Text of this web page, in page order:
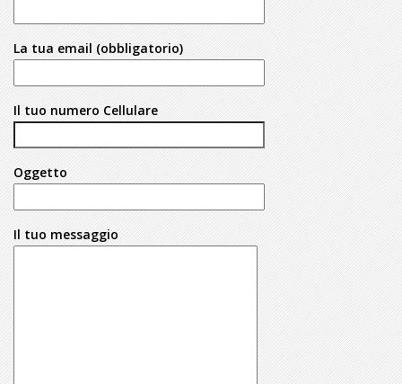
La tua email (obbligatorio)
Il tuo numero Cellulare
Oggetto
Il tuo messaggio